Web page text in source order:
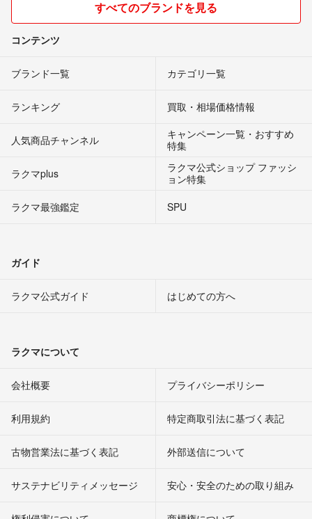
すべてのブランドを見る
コンテンツ
ブランド一覧 カテゴリ一覧
ランキング 買取・相場価格情報
人気商品チャンネル
キャンペーン一覧・おすすめ
特集
ラクマplus
ラクマ公式ショップ ファッシ
ョン特集
ラクマ最強鑑定
SPU
ガイド
ラクマ公式ガイド はじめての方へ
ラクマについて
会社概要 プライバシーポリシー
利用規約 特定商取引法に基づく表記
古物営業法に基づく表記 外部送信について
サステナビリティメッセージ 安心・安全のための取り組み